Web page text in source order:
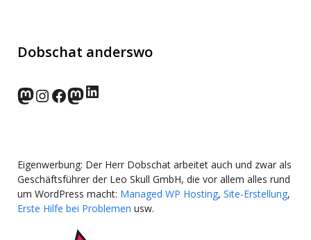
Dobschat anderswo
norden.social
Instagram
Facebook
wp-punks.social
LinkedIn
Eigenwerbung: Der Herr Dobschat arbeitet auch und zwar als
Geschäftsführer der Leo Skull GmbH, die vor allem alles rund
um WordPress macht: Managed WP Hosting, Site-Erstellung,
Erste Hilfe bei Problemen usw.